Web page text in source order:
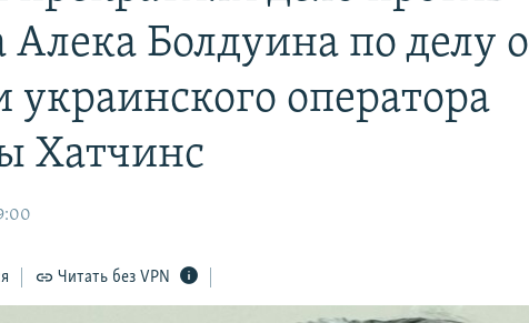
Алека Болдуина по делу о
украинского оператора
Хатчинс
Читать без VPN